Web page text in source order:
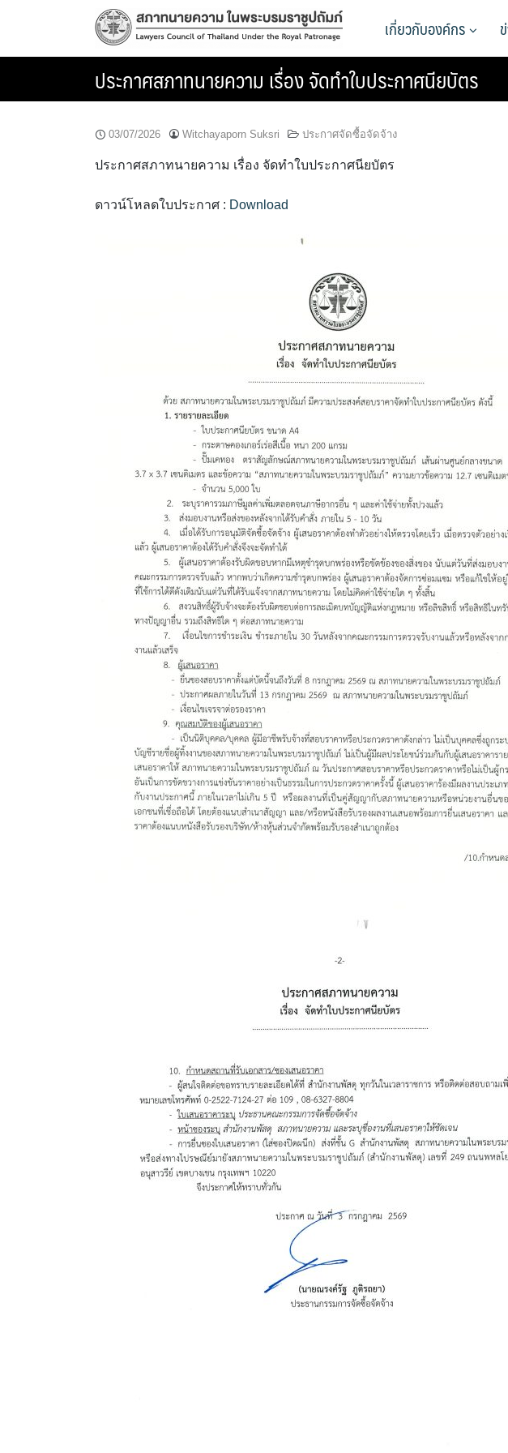
เกี่ยวกับองค์กร
ประกาศสภาทนายความ เรื่อง จัดทำใบประกาศนียบัตร
03/07/2026 Witchayaporn Suksri ประกาศจัดซื้อจัดจ้าง
ประกาศสภาทนายความ เรื่อง จัดทำใบประกาศนียบัตร
ดาวน์โหลดใบประกาศ : Download